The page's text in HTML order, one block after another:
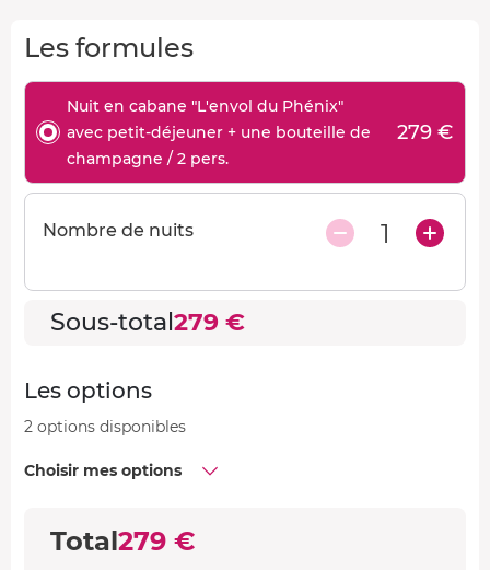
Les formules
Nuit en cabane "L'envol du Phénix"
avec petit-déjeuner + une bouteille de
champagne / 2 pers.
279 €
Nombre de nuits 1
Sous-total279 €
Les options
2 options disponibles
Choisir mes options
Total279 €